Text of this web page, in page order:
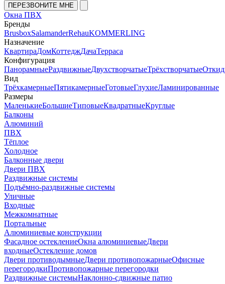
ПЕРЕЗВОНИТЕ МНЕ
Окна ПВХ
Бренды
BrusboxSalamanderRehauKOMMERLING
Назначение
КвартираДомКоттеджДачаТерраса
Конфигурация
ПанорамныеРаздвижныеДвухстворчатыеТрёхстворчатые
Вид
ТрёхкамерныеПятикамерныеГотовыеГлухиеЛаминированные
Размеры
МаленькиеБольшиеТиповыеКвадратныеКруглые
Балконы
Алюминий
ПВХ
Тёплое
Холодное
Балконные двери
Двери ПВХ
Раздвижные системы
Подъёмно-раздвижные системы
Уличные
Входные
Межкомнатные
Портальные
Алюминиевые конструкции
Фасадное остеклениеОкна алюминиевыеДвери
входныеОстекление домов
Двери противодымныеДвери противопожарныеОфисные
перегородкиПротивопожарные перегородки
Раздвижные системыНаклонно-сдвижные патио